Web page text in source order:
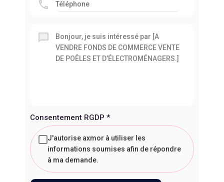
Consentement RGDP *
J'autorise axmor à utiliser les
informations soumises afin de répondre
à ma demande.